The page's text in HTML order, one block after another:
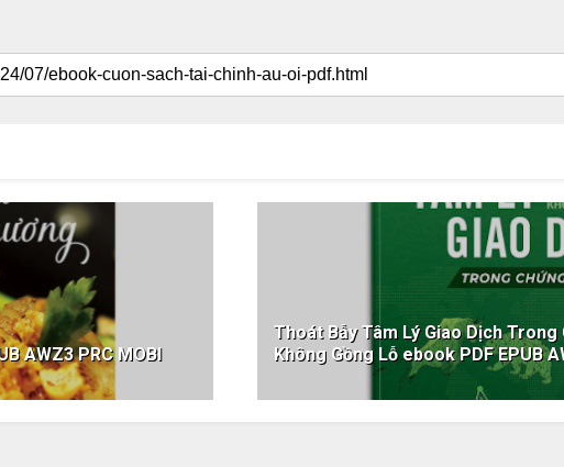
AWZ3 PRC MOBI
Thoát Bẫy Tâm Lý Giao Dịch
Không Gồng Lỗ ebook PDF EPUB